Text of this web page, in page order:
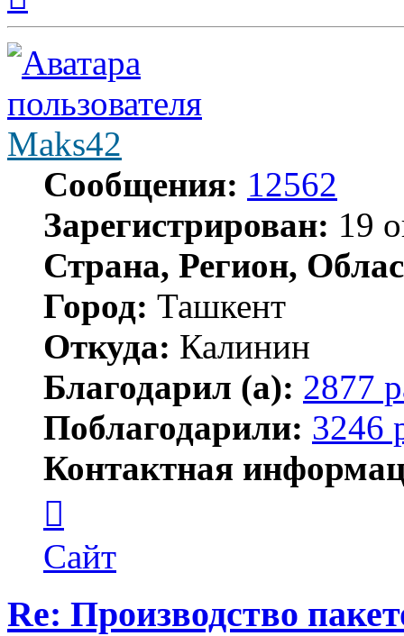
началу
Maks42
Сообщения: 12562
Зарегистрирован: 19
Страна, Регион,
Город: Ташкент
Откуда: Калинин
Благодарил (а): 2877
Поблагодарили: 3246
Контактная
пользователя
Maks42
Сайт
Re: Производство